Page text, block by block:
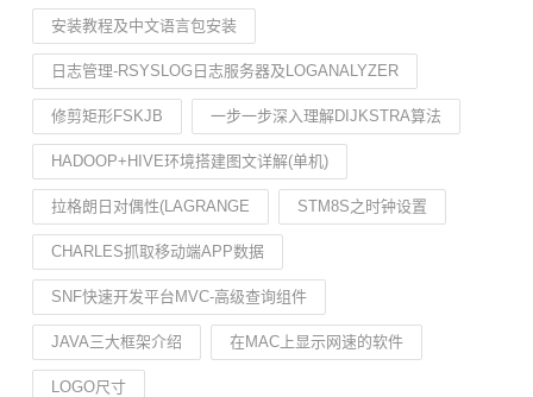
安装教程及中文语言包安装
日志管理-RSYSLOG日志服务器及LOGANALYZER
修剪矩形FSKJB 一步一步深入理解DIJKSTRA算法
HADOOP+HIVE环境搭建图文详解(单机)
拉格朗日对偶性(LAGRANGE STM8S之时钟设置
CHARLES抓取移动端APP数据
SNF快速开发平台MVC-高级查询组件
JAVA三大框架介绍 在MAC上显示网速的软件
LOGO尺寸